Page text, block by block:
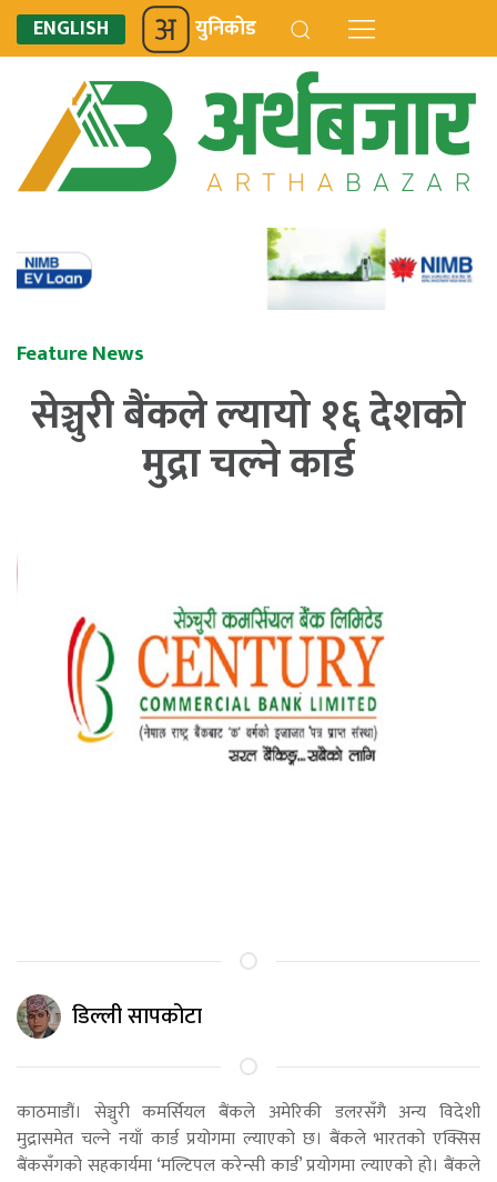
ENGLISH युनिकोड
Feature News
सेञ्चुरी बैंकले ल्यायो १६ देशको
मुद्रा चल्ने कार्ड
डिल्ली सापकोटा
काठमाडौं। सेञ्चुरी कमर्सियल बैंकले अमेरिकी डलरसँगै अन्य विदेशी
मुद्रासमेत चल्ने नयाँ कार्ड प्रयोगमा ल्याएको छ। बैंकले भारतको एक्सिस
बैंकसँगको सहकार्यमा ‘मल्टिपल करेन्सी कार्ड’ प्रयोगमा ल्याएको हो। बैंकले